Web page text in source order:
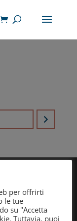
per offrirti
le tue
su "Accetta
Tuttavia, puoi